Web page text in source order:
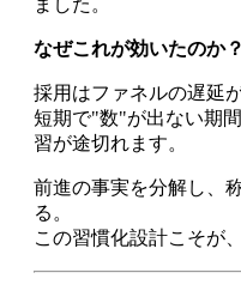
なぜこれが効いたのか？
採用はファネルの遅延
短期で"数"が出ない期
習が途切れます。
前進の事実を分解し、
る。
この習慣化設計こそが